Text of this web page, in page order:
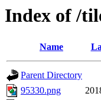
Index of /
Name
Parent Directory
95330.png